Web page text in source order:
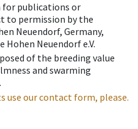
for publications or
to permission by the
Neuendorf, Germany,
Neuendorf e.V.
of the breeding value
and swarming
use our contact form, please.